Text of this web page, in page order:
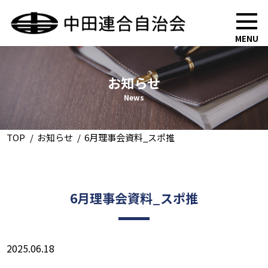
MENU
お知らせ
News
TOP お知らせ 6月理事会資料_スポ推
6月理事会資料_スポ推
2025.06.18